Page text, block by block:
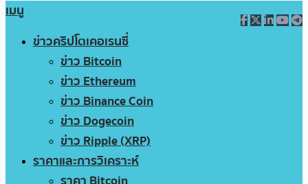
เมนู
ข่าวคริปโตเคอเรนซี่
ข่าว Bitcoin
ข่าว Ethereum
ข่าว Binance Coin
ข่าว Dogecoin
ข่าว Ripple (XRP)
ราคาและการวิเคราะห์